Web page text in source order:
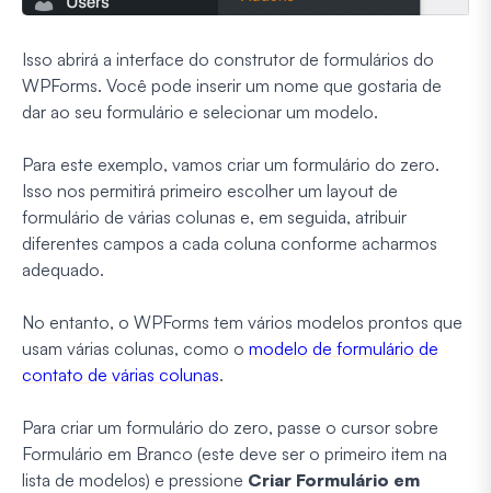
Isso abrirá a interface do construtor de formulários do
WPForms. Você pode inserir um nome que gostaria de
dar ao seu formulário e selecionar um modelo.
Para este exemplo, vamos criar um formulário do zero.
Isso nos permitirá primeiro escolher um layout de
formulário de várias colunas e, em seguida, atribuir
diferentes campos a cada coluna conforme acharmos
adequado.
No entanto, o WPForms tem vários modelos prontos que
usam várias colunas, como o modelo de formulário de
contato de várias colunas.
Para criar um formulário do zero, passe o cursor sobre
Formulário em Branco (este deve ser o primeiro item na
lista de modelos) e pressione Criar Formulário em